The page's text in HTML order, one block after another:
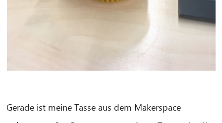
Gerade ist meine Tasse aus dem Makerspace